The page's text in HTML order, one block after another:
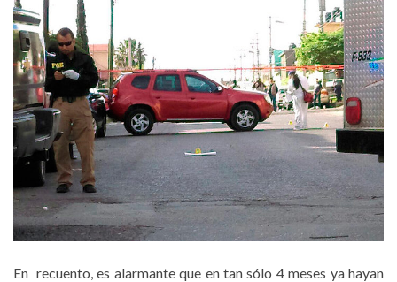
En recuento, es alarmante que en tan sólo 4 meses ya hayan